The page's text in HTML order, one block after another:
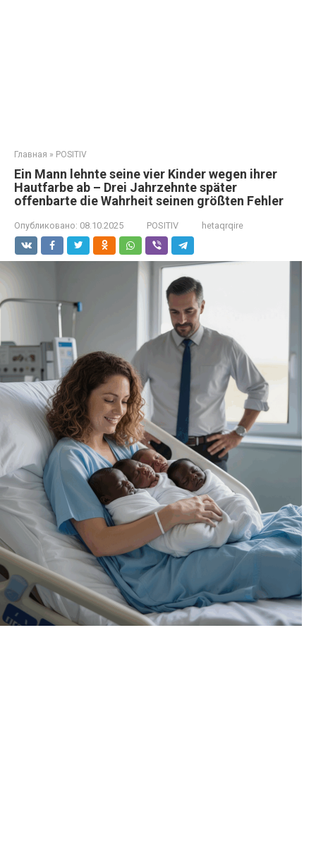
Главная » POSITIV
Ein Mann lehnte seine vier Kinder wegen ihrer
Hautfarbe ab – Drei Jahrzehnte später
offenbarte die Wahrheit seinen größten Fehler
Опубликовано: 08.10.2025 POSITIV hetaqrqire